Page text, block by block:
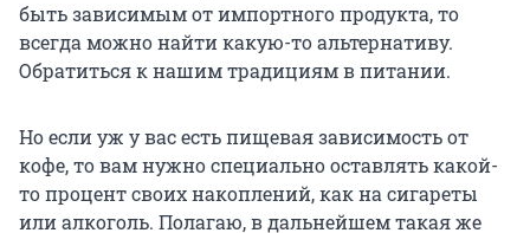
быть зависимым от импортного продукта, то
всегда можно найти какую-то альтернативу.
Обратиться к нашим традициям в питании.
Но если уж у вас есть пищевая зависимость от
кофе, то вам нужно специально оставлять какой-
то процент своих накоплений, как на сигареты
или алкоголь. Полагаю, в дальнейшем такая же